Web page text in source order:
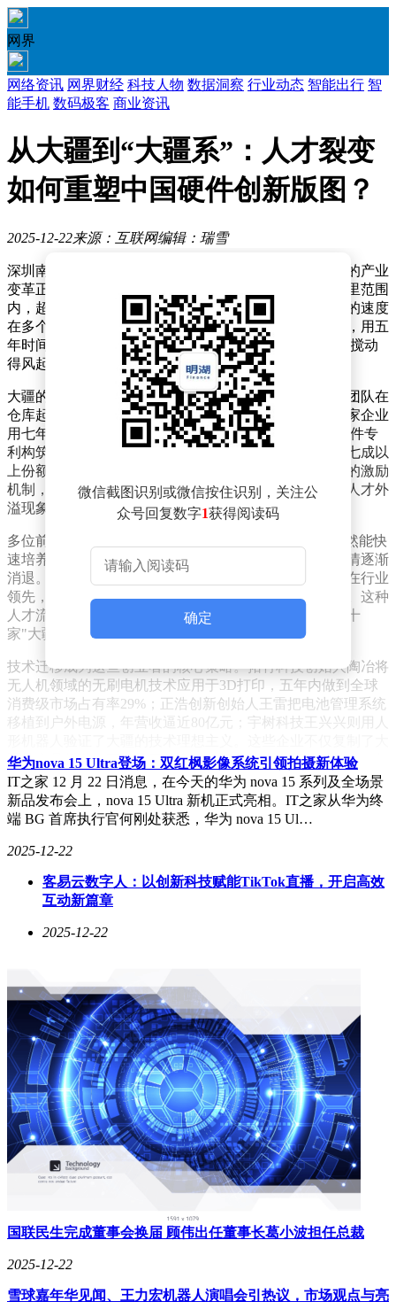
网界
网络资讯 网界财经 科技人物 数据洞察 行业动态 智能出行 智
能手机 数码极客 商业资讯
从大疆到“大疆系”：人才裂变
如何重塑中国硬件创新版图？
2025-12-22来源：互联网编辑：瑞雪
深圳南山区的硬件创新圈里，一场由技术人才流动引发的产业
变革正在重塑行业格局。以大疆总部为中心辐射的十公里范围
内，超过二十位前核心成员创立的科技企业，正以惊人的速度
在多个前沿领域攻城略地。这些带着大疆基因的创业者，用五
年时间将消费级3D打印、人形机器人、移动储能等赛道搅动
得风起云涌。
大疆的崛起堪称现象级。从2006年香港科技大学研究生团队在
仓库起步，到2013年精灵系列无人机引爆全球市场，这家企业
用七年时间完成从配件商到整机霸主的蜕变。累计1.8万件专
利构筑的技术壁垒，使其在消费级无人机市场长期占据七成以
上份额。但硬币的另一面是，其严苛的技术文化与独特的激励
机制，在锻造出行业顶尖团队的同时，也催生了持续的人才外
溢现象。
多位前大疆员工透露，公司内部"从0到1"的研发模式虽然能快
速培养人才，但伴随组织规模扩张，早期创业团队的激情逐渐
消退。2015年加入的工程师张林回忆，大疆的薪酬体系在行业
领先，但股权兑现周期过长导致部分早期成员选择离开。这种
人才流动在2020年后形成明显趋势，仅2025年就有近二十
家"大疆系"企业获得融资，创下历史新高。
技术迁移成为这些创业者的核心策略。拓竹科技创始人陶冶将
无人机领域的无刷电机技术应用于3D打印，五年内做到全球
消费级市场占有率29%；正浩创新创始人王雷把电池管理系统
移植到户外电源，年营收逼近80亿元；宇树科技王兴兴则用人
疆的产品哲学，更继承了其全球化运营能力，拓竹科技2024年
营收达60亿元，估值突破百亿美元。
竞争格局的微妙变化始于直接对抗。工业无人机领域，科比特
与大疆展开正面交锋；影石创新通过挖角大疆销售负责人，在
全景相机市场分得一杯羹；云鲸智能吸纳大疆骨干后，直接促
场尤为激烈，多位硬件工程师表示，现在常在大疆与拓竹等新
兴企业间做职业选择。
资本市场的态度呈现鲜明对比。大疆自2018年完成"竞价融
VC合伙人透露，今年机构普遍存在FOMO情绪，生怕错过下
一个行业独角兽。这种投资热潮背后，是三重确定性：被验证
的研发方法论、大疆背书的信用溢价、南山区的供应链红利。
面对挑战，大疆的应对策略逐渐升级。除在户外电源、车载系
统等新领域布局外，还通过战略投资构筑防线。近期对智能派
科技的投资中，协议包含针对拓竹科技的特殊条款，显示其开
始运用资本手段进行生态制衡。这种立体化竞争标志着行业进
入新阶段，从单纯的产品比拼延伸至人才、资本、生态的多维
博弈。
这场由技术扩散引发的产业变革，正在重塑深圳的硬件创新生
个产业集群的竞争力，巩固了"硬件硅谷"的全球地位。但对于
这家行业巨头而言，如何在守护核心业务的同时开辟新增长
极，如何构建既能激发创新又能留住人才的组织形态，将成为
微信截图识别或微信按住识别，关注公
众号回复数字1获得阅读码
确定
华为nova 15 Ultra登场：双红枫影像系统引领拍摄新体验
IT之家 12 月 22 日消息，在今天的华为 nova 15 系列及全场景
新品发布会上，nova 15 Ultra 新机正式亮相。IT之家从华为终
端 BG 首席执行官何刚处获悉，华为 nova 15 Ul…
2025-12-22
客易云数字人：以创新科技赋能TikTok直播，开启高效
互动新篇章
2025-12-22
国联民生完成董事会换届 顾伟出任董事长葛小波担任总裁
2025-12-22
雪球嘉年华见闻、王力宏机器人演唱会引热议，市场观点与亮